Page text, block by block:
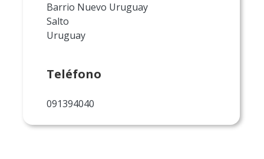
Barrio Nuevo Uruguay
Salto
Uruguay
Teléfono
091394040